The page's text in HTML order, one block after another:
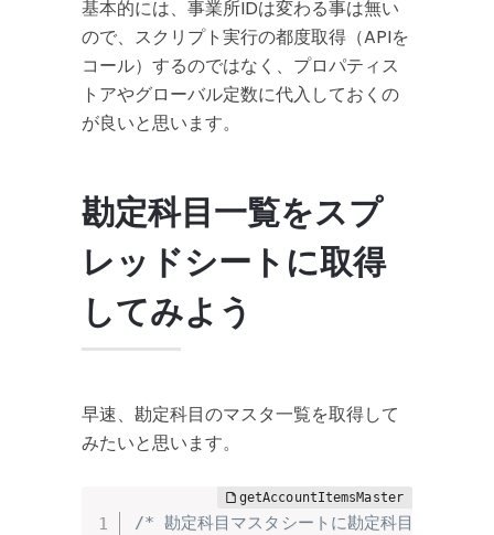
基本的には、事業所IDは変わる事は無い
ので、スクリプト実行の都度取得（APIを
コール）するのではなく、プロパティス
トアやグローバル定数に代入しておくの
が良いと思います。
勘定科目一覧をスプ
レッドシートに取得
してみよう
早速、勘定科目のマスタ一覧を取得して
みたいと思います。
/* 勘定科目マスタシートに勘定科目をすべて